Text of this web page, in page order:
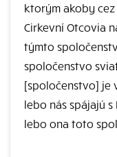
ktorým akoby
Cirkevní Otcovia
týmto
spoločenstvo
[spoločenstvo] je
lebo nás spájajú s
lebo ona toto